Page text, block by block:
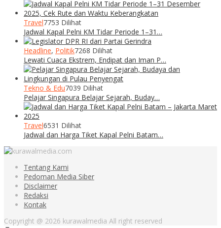
Travel7753 Dilihat
Jadwal Kapal Pelni KM Tidar Periode 1–31…
Headline, Politik7268 Dilihat
Lewati Cuaca Ekstrem, Endipat dan Iman P…
Tekno & Edu7039 Dilihat
Pelajar Singapura Belajar Sejarah, Buday…
Travel6531 Dilihat
Jadwal dan Harga Tiket Kapal Pelni Batam…
Tentang Kami
Pedoman Media Siber
Disclaimer
Redaksi
Kontak
Copyright @ 2026 kurawalmedia All right reserved